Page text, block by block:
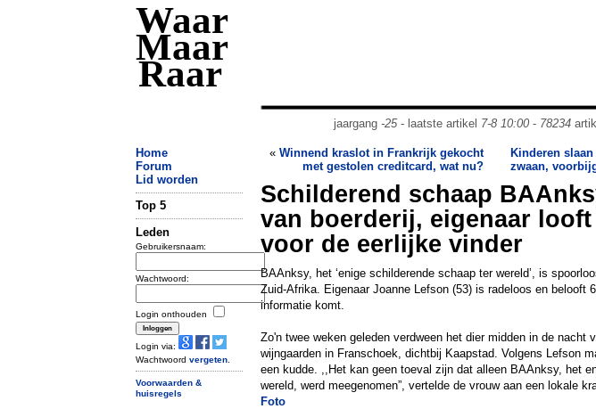
Waar
Maar
Raar
jaargang -25- laatste artikel 7-8 10:00- 78234
Home
Forum
Lid worden
Top 5
Leden
Gebruikersnaam:
Wachtwoord:
Login onthouden
Login via:
Wachtwoord vergeten
Voorwaarden &
huisregels
« Winnend kraslot in Frankrijk gekocht
met gestolen creditcard, wat nu?
Kinderen
zwaan,
Schilderend schaap
van boerderij, eigenaar looft
voor de eerlijke vinder
BAAnksy, het ‘enige schilderende schaap ter wereld’, is
Zuid-Afrika. Eigenaar Joanne Lefson (53) is radeloos en belooft
informatie komt.
Zo'n twee weken geleden verdween het dier midden in de nacht
wijngaarden in Franschoek, dichtbij Kaapstad. Volgens Lefson
een kudde. ,,Het kan geen toeval zijn dat alleen BAAnksy, het
wereld, werd meegenomen”, vertelde de vrouw aan een lokale
Foto